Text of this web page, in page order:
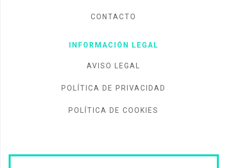
CONTACTO
INFORMACIÓN LEGAL
AVISO LEGAL
POLÍTICA DE PRIVACIDAD
POLÍTICA DE COOKIES